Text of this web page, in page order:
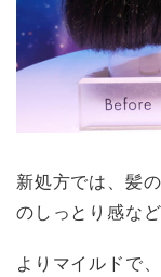
新処方では、髪
のしっとり感な
よりマイルドで